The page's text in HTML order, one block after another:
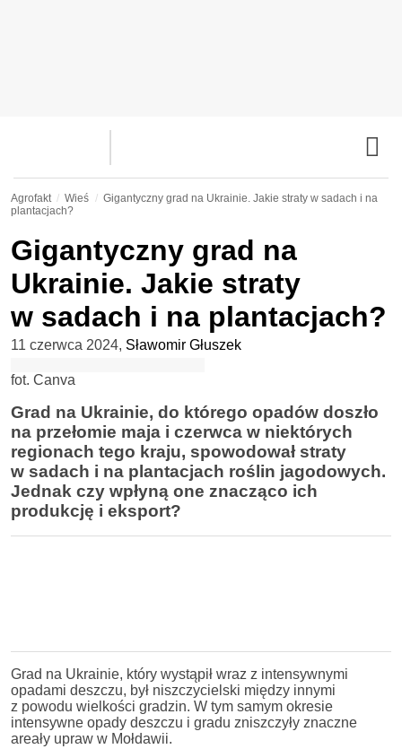
Agrofakt Wieś
Gigantyczny grad na Ukrainie. Jakie straty w sadach i na
plantacjach?
Gigantyczny grad na
Ukrainie. Jakie straty
w sadach i na plantacjach?
11 czerwca 2024, Sławomir Głuszek
fot. Canva
Grad na Ukrainie, do którego opadów doszło
na przełomie maja i czerwca w niektórych
regionach tego kraju, spowodował straty
w sadach i na plantacjach roślin jagodowych.
Jednak czy wpłyną one znacząco ich
produkcję i eksport?
Grad na Ukrainie, który wystąpił wraz z intensywnymi
opadami deszczu, był niszczycielski między innymi
z powodu wielkości gradzin. W tym samym okresie
intensywne opady deszczu i gradu zniszczyły znaczne
areały upraw w Mołdawii.